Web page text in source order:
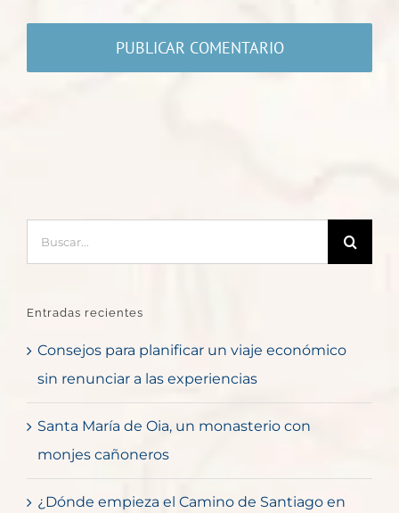
Entradas recientes
Consejos para planificar un viaje económico
sin renunciar a las experiencias
Santa María de Oia, un monasterio con
monjes cañoneros
¿Dónde empieza el Camino de Santiago en